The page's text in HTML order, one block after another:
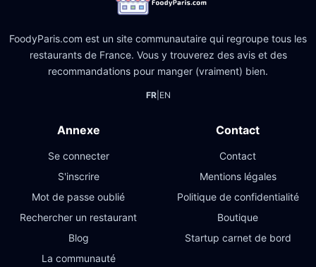
FoodyParis.com est un site communautaire qui regroupe tous les
restaurants de France. Vous y trouverez des avis et des
recommandations pour manger (vraiment) bien.
FR| EN
Annexe
Se connecter
S'inscrire
Mot de passe oublié
Rechercher un restaurant
Blog
La communauté
Contact
Contact
Mentions légales
Politique de confidentialité
Boutique
Startup carnet de bord